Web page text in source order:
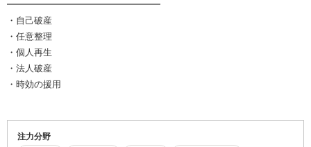
━━━━━━━━━━━━━━━━━
・自己破産
・任意整理
・個人再生
・法人破産
・時効の援用
注力分野